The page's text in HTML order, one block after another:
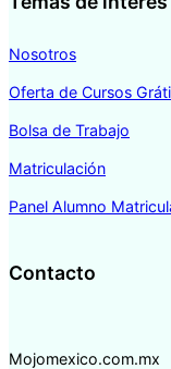
Nosotros
Oferta de Cursos
Bolsa de Trabajo
Matriculación
Panel Alumno
Contacto
Mojomexico.com.mx